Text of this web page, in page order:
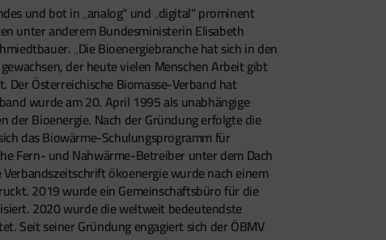
und bot in „analog“ und „digital“ prominent
unter anderem Bundesministerin Elisabeth
„Die Bioenergiebranche hat sich in den
der heute vielen Menschen Arbeit gibt
Österreichische Biomasse-Verband hat
wurde am 20. April 1995 als unabhängige
Bioenergie. Nach der Gründung erfolgte die
das Biowärme-Schulungsprogramm für
Fern- und Nahwärme-Betreiber unter dem Dach
ökoenergie wurde nach einem
2019 wurde ein Gemeinschaftsbüro für die
2020 wurde die weltweit bedeutendste
Seit seiner Gründung engagiert sich der ÖBMV